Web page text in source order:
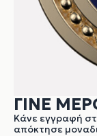
ΓΙΝΕ
Κάνε εγγραφή
απόκτησε